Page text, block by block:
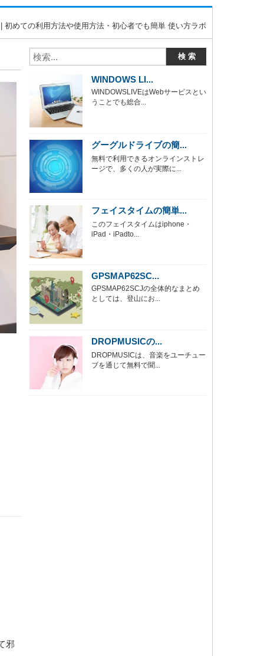
めての利用方法や使用方法・初心者でも簡単 使い方ラボ
邪
WINDOWS LI...
WINDOWSLIVEはWebサービスとい
うことでも総合...
グーグルドライブの簡...
無料で利用できるオンラインストレ
ージで、多くの人が実際に...
フェイスタイムの簡単...
このフェイスタイムはiphone・
iPad・iPadto...
GPSMAP62SC...
GPSMAP62SCJの全体的なまとめ
としては、登山にお...
DROPMUSICの...
DROPMUSICは、音楽をユーチュー
ブを通じて無料で聞...